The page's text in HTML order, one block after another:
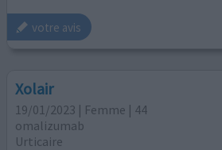
votre avis
Xolair
19/01/2023 | Femme | 44
omalizumab
Urticaire